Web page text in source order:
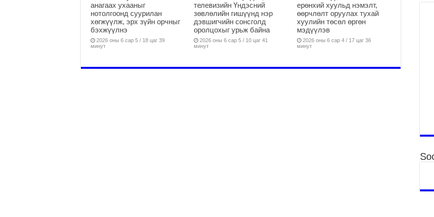
анагаах ухааныг
нотолгоонд суурилан
хөгжүүлж, эрх зүйн орчныг
бэхжүүлнэ
2026 оны 6 сар 5 / 18 цаг 39
минут
телевизийн Үндэсний
зөвлөлийн гишүүнд нэр
дэвшигчийн сонсголд
оролцохыг урьж байна
2026 оны 6 сар 5 / 10 цаг 41
минут
ерөнхий хуульд нэмэлт,
өөрчлөлт оруулах тухай
хуулийн төсөл өргөн
мэдүүлэв
2026 оны 6 сар 4 / 17 цаг 36
минут